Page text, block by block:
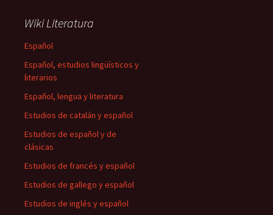
Wiki Literatura
Español
Español, estudios lingüísticos y
literarios
Español, lengua y literatura
Estudios de catalán y español
Estudios de español y de
clásicas
Estudios de francés y español
Estudios de gallego y español
Estudios de inglés y español